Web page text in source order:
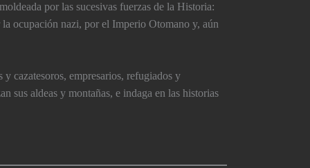
por las sucesivas fuerzas de la Historia:
ocupación nazi, por el Imperio Otomano y, aún
cazatesoros, empresarios, refugiados y
sus aldeas y montañas, e indaga en las historias